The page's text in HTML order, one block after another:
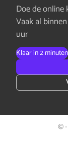
Doe de online
Vaak al
uur
Klaar in 2 minuten
© -